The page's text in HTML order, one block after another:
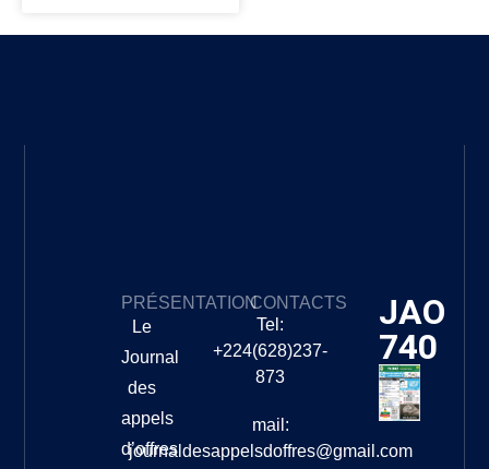
PRÉSENTATION
Le
Journal
des
appels
d’offres
CONTACTS
Tel:
+224(628)237-
873
mail:
journaldesappelsdoffres@gmail.com
JAO
740